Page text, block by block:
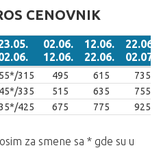
CENOVNIK
02.06.
12.06.
12.06.
22.06.
22.06.
02.07.
23.05.
02.06.
12.06.
12.06.
22.06.
22.06.
02.07.
315 495 615
735
335 515 635
755
425 675 775 925
za smene sa * gde su u